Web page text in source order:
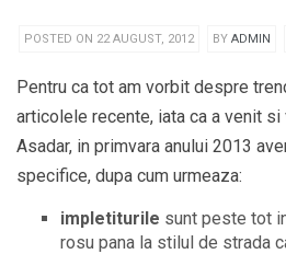
POSTED ON 22 AUGUST, 2012 BY ADMIN
Pentru ca tot am vorbit despre
articolele recente, iata ca a venit
Asadar, in primvara anului 2013
specifice, dupa cum urmeaza:
impletiturile sunt peste tot
rosu pana la stilul de strada